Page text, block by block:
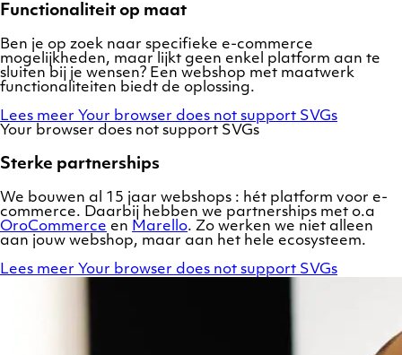
Functionaliteit op maat
Ben je op zoek naar specifieke e-commerce
mogelijkheden, maar lijkt geen enkel platform aan te
sluiten bij je wensen? Een webshop met maatwerk
functionaliteiten biedt de oplossing.
Lees meer Your browser does not support SVGs
Your browser does not support SVGs
Sterke partnerships
We bouwen al 15 jaar webshops : hét platform voor e-
commerce. Daarbij hebben we partnerships met o.a
OroCommerce en Marello. Zo werken we niet alleen
aan jouw webshop, maar aan het hele ecosysteem.
Lees meer Your browser does not support SVGs